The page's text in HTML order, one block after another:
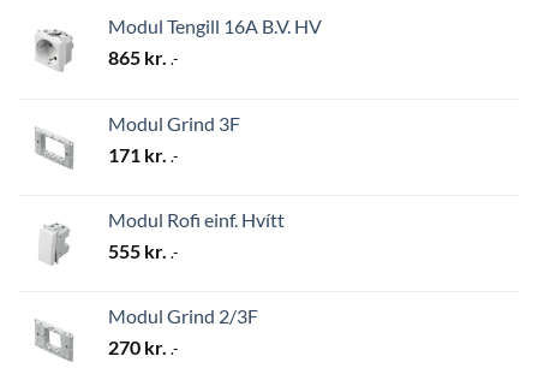
Modul Tengill 16A B.V. HV
865 kr. .-
Modul Grind 3F
171 kr. .-
Modul Rofi einf. Hvítt
555 kr. .-
Modul Grind 2/3F
270 kr. .-